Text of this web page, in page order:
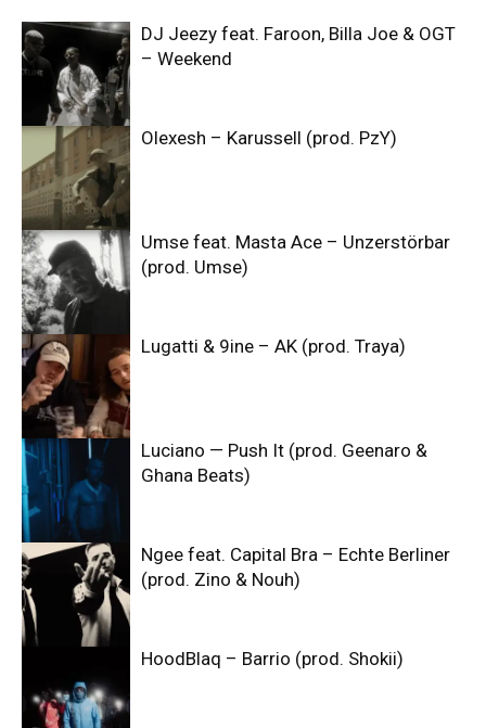
DJ Jeezy feat. Faroon, Billa Joe & OGT
– Weekend
Olexesh – Karussell (prod. PzY)
Umse feat. Masta Ace – Unzerstörbar
(prod. Umse)
Lugatti & 9ine – AK (prod. Traya)
Luciano — Push It (prod. Geenaro &
Ghana Beats)
Ngee feat. Capital Bra – Echte Berliner
(prod. Zino & Nouh)
HoodBlaq – Barrio (prod. Shokii)